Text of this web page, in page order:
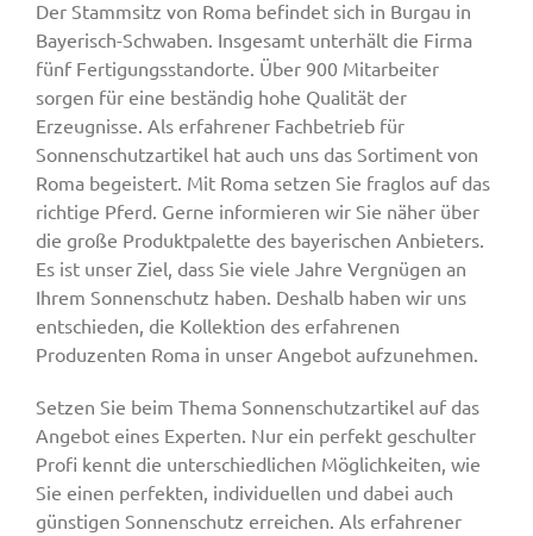
Der Stammsitz von Roma befindet sich in Burgau in
Bayerisch-Schwaben. Insgesamt unterhält die Firma
fünf Fertigungsstandorte. Über 900 Mitarbeiter
sorgen für eine beständig hohe Qualität der
Erzeugnisse. Als erfahrener Fachbetrieb für
Sonnenschutzartikel hat auch uns das Sortiment von
Roma begeistert. Mit Roma setzen Sie fraglos auf das
richtige Pferd. Gerne informieren wir Sie näher über
die große Produktpalette des bayerischen Anbieters.
Es ist unser Ziel, dass Sie viele Jahre Vergnügen an
Ihrem Sonnenschutz haben. Deshalb haben wir uns
entschieden, die Kollektion des erfahrenen
Produzenten Roma in unser Angebot aufzunehmen.
Setzen Sie beim Thema Sonnenschutzartikel auf das
Angebot eines Experten. Nur ein perfekt geschulter
Profi kennt die unterschiedlichen Möglichkeiten, wie
Sie einen perfekten, individuellen und dabei auch
günstigen Sonnenschutz erreichen. Als erfahrener